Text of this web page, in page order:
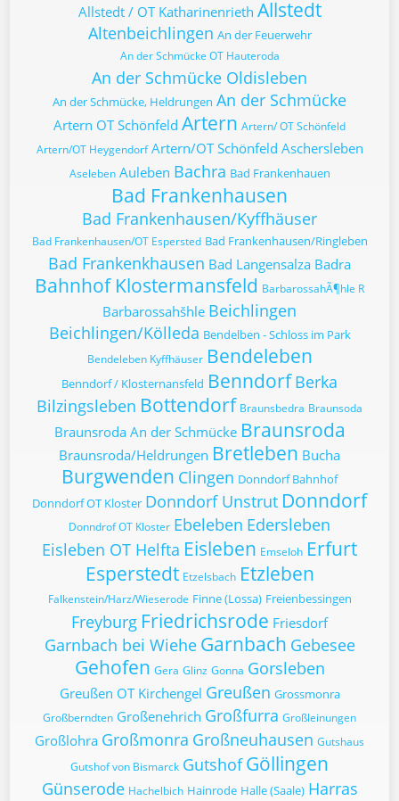
Allstedt / OT Katharinenrieth Allstedt
Altenbeichlingen An der Feuerwehr
An der Schmücke OT Hauteroda
An der Schmücke Oldisleben
An der Schmücke, Heldrungen An der Schmücke
Artern OT Schönfeld Artern Artern/ OT Schönfeld
Artern/OT Heygendorf Artern/OT Schönfeld Aschersleben
Aseleben Auleben Bachra Bad Frankenhauen
Bad Frankenhausen
Bad Frankenhausen/Kyffhäuser
Bad Frankenhausen/OT Espersted Bad Frankenhausen/Ringleben
Bad Frankenkhausen Bad Langensalza Badra
Bahnhof Klostermansfeld BarbarossahÃ¶hle R
Barbarossahšhle Beichlingen
Beichlingen/Kölleda Bendelben - Schloss im Park
Bendeleben Kyffhäuser Bendeleben
Benndorf / Klosternansfeld Benndorf Berka
Bilzingsleben Bottendorf Braunsbedra Braunsoda
Braunsroda An der Schmücke Braunsroda
Braunsroda/Heldrungen Bretleben Bucha
Burgwenden Clingen Donndorf Bahnhof
Donndorf OT Kloster Donndorf Unstrut Donndorf
Donndrof OT Kloster Ebeleben Edersleben
Eisleben OT Helfta Eisleben Emseloh Erfurt
Esperstedt Etzelsbach Etzleben
Falkenstein/Harz/Wieserode Finne (Lossa) Freienbessingen
Freyburg Friedrichsrode Friesdorf
Garnbach bei Wiehe Garnbach Gebesee
Gehofen Gera Glinz Gonna Gorsleben
Greußen OT Kirchengel Greußen Grossmonra
Großberndten Großenehrich Großfurra Großleinungen
Großlohra Großmonra Großneuhausen Gutshaus
Gutshof von Bismarck Gutshof Göllingen
Günserode Hachelbich Hainrode Halle (Saale) Harras